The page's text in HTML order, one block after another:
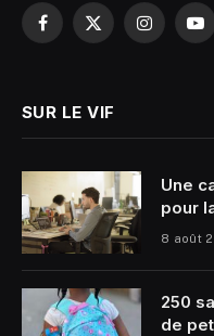
Facebook
X
Instagram
SUR LE VIF
Une
pour
8 août
250
de